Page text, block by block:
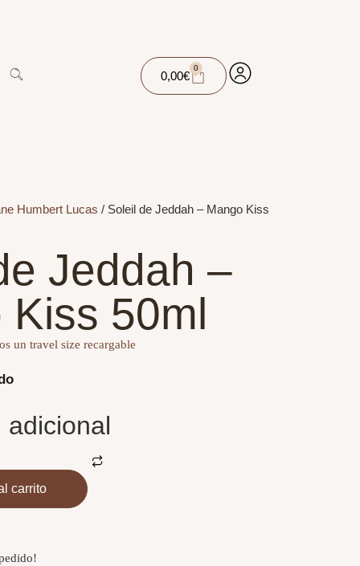
0,00€
0
Humbert Lucas / Soleil de Jeddah – Mango Kiss
Jeddah –
Kiss 50ml
un travel size recargable
adicional
carrito